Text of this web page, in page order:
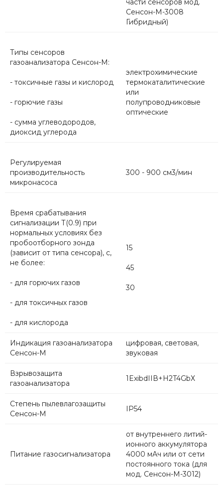
части сенсоров мод.
Сенсон-М-3008
Гибридный)
Типы сенсоров
газоанализатора Сенсон-М:
- токсичные газы и кислород
- горючие газы
- сумма углеводородов,
диоксид углерода
электрохимические
термокаталитические
или
полупроводниковые
оптические
Регулируемая
производительность
микронасоса
300 - 900 см3/мин
Время срабатывания
сигнализации Т(0.9) при
нормальных условиях без
пробоотборного зонда
(зависит от типа сенсора), с,
не более:
- для горючих газов
- для токсичных газов
- для кислорода
15
45
30
Индикация газоанализатора
Сенсон-М
цифровая, световая,
звуковая
Взрывозащита
газоанализатора
1ExibdIIВ+Н2T4GbХ
Степень пылевлагозащиты
Сенсон-М
IP54
Питание газосигнализатора
от внутреннего литий-
ионного аккумулятора
4000 мАч или от сети
постоянного тока (для
мод. Сенсон-М-3012)